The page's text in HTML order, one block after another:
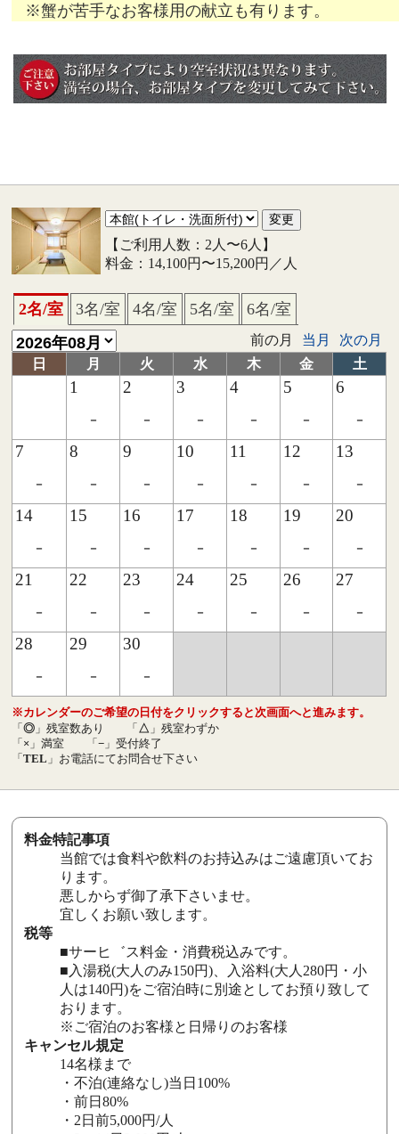
※蟹が苦手なお客様用の献立も有ります。
【ご利用人数：2人〜6人】
料金：14,100円〜15,200円／人
2名/室 3名/室 4名/室 5名/室 6名/室
前の月 当月
次の月
日
月 火 水 木 金 土
1
-
2
-
3
-
4
-
5
-
6
-
7
-
8
-
9
-
10
-
11
-
12
-
13
-
14
-
15
-
16
-
17
-
18
-
19
-
20
-
21
-
22
-
23
-
24
-
25
-
26
-
27
-
28
-
29
-
30
-
※カレンダーのご希望の日付をクリックすると次画面へと進みます。
「◎ 」残室数あり 「 △ 」残室わずか
「 × 」満室 「− 」受付終了
「TEL 」お電話にてお問合せ下さい
料金特記事項
当館では食料や飲料のお持込みはご遠慮頂いてお
ります。
悪しからず御了承下さいませ。
宜しくお願い致します。
税等
■サーヒ゛ス料金・消費税込みです。
■入湯税(大人のみ150円)、入浴料(大人280円・小
人は140円)をご宿泊時に別途としてお預り致して
おります。
※ご宿泊のお客様と日帰りのお客様
キャンセル規定
14名様まで
・不泊(連絡なし)当日100%
・前日80%
・2日前5,000円/人